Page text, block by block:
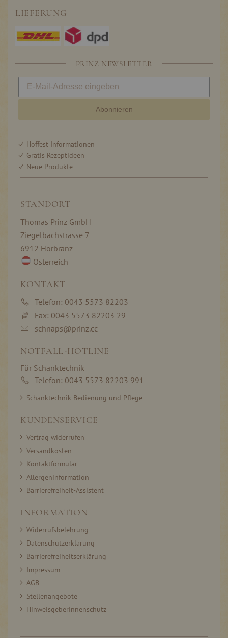
LIEFERUNG
PRINZ NEWSLETTER
Abonnieren
Hoffest Informationen
Gratis Rezeptideen
Neue Produkte
STANDORT
Thomas Prinz GmbH
Ziegelbachstrasse 7
6912 Hörbranz
Österreich
KONTAKT
Telefon: 0043 5573 82203
Fax: 0043 5573 82203 29
schnaps@prinz.cc
NOTFALL-HOTLINE
Für Schanktechnik
Telefon: 0043 5573 82203 991
Schanktechnik Bedienung und Pflege
KUNDENSERVICE
Vertrag widerrufen
Versandkosten
Kontaktformular
Allergeninformation
Barrierefreiheit-Assistent
INFORMATION
Widerrufsbelehrung
Datenschutzerklärung
Barrierefreiheitserklärung
Impressum
AGB
Stellenangebote
Hinweisgeberinnenschutz